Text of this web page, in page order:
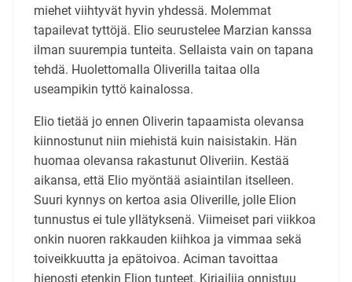
miehet viihtyvät hyvin yhdessä. Molemmat
tapailevat tyttöjä. Elio seurustelee Marzian kanssa
ilman suurempia tunteita. Sellaista vain on tapana
tehdä. Huolettomalla Oliverilla taitaa olla
useampikin tyttö kainalossa.
Elio tietää jo ennen Oliverin tapaamista olevansa
kiinnostunut niin miehistä kuin naisistakin. Hän
huomaa olevansa rakastunut Oliveriin. Kestää
aikansa, että Elio myöntää asiaintilan itselleen.
Suuri kynnys on kertoa asia Oliverille, jolle Elion
tunnustus ei tule yllätyksenä. Viimeiset pari viikkoa
onkin nuoren rakkauden kiihkoa ja vimmaa sekä
toiveikkuutta ja epätoivoa. Aciman tavoittaa
hienosti etenkin Elion tunteet. Kirjailija onnistuu